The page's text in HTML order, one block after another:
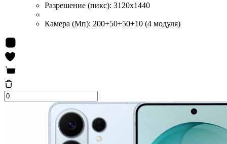
Разрешение (пикс): 3120x1440
Камера (Мп): 200+50+50+10 (4 модуля)